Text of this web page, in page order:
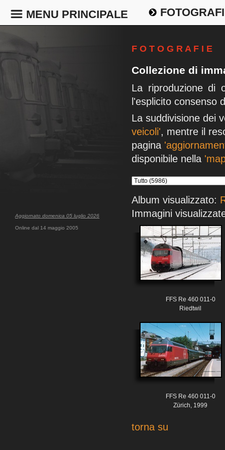
MENU PRINCIPALE
Aggiornato domenica 05 luglio 2026
Online dal 14 maggio 2005
F O T O G R A F I E
Collezione di
La riproduzione di
l'esplicito consenso
La suddivisione dei
veicoli', mentre il
pagina
disponibile nella
Album visualizzato:
Immagini
FFS Re 460 011-0
Riedtwil
FFS Re 460 011-0
Zürich, 1999
torna su